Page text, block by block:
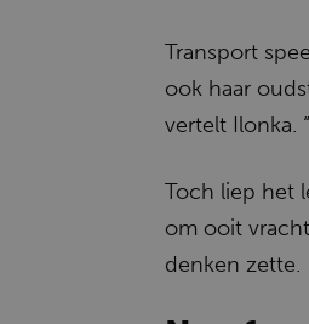
Transport
ook haar
vertelt Ilonka.
Toch liep het
om ooit
denken zette.